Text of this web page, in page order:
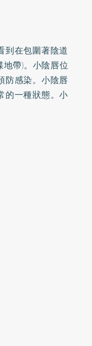
到在包圍著陰道
帶)。小陰唇位
防感染。小陰唇
的一種狀態。小